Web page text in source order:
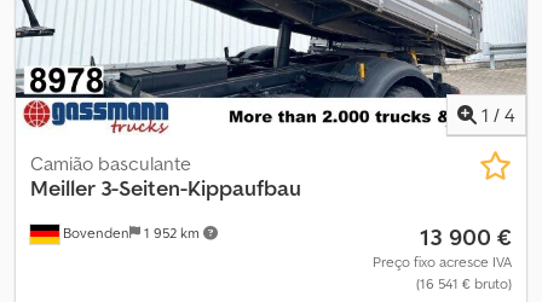
1 / 4
Bovenden 1 952 km
Camião basculante
Meiller 3-Seiten-Kippaufbau
13 900 €
Preço fixo acresce IVA
(16 541 € bruto)